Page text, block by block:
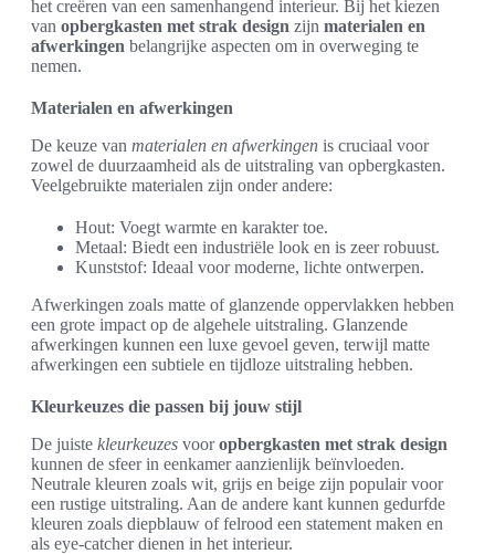
het creëren van een samenhangend interieur. Bij het kiezen
van opbergkasten met strak design zijn materialen en
afwerkingen belangrijke aspecten om in overweging te
nemen.
Materialen en afwerkingen
De keuze van materialen en afwerkingen is cruciaal voor
zowel de duurzaamheid als de uitstraling van opbergkasten.
Veelgebruikte materialen zijn onder andere:
Hout: Voegt warmte en karakter toe.
Metaal: Biedt een industriële look en is zeer robuust.
Kunststof: Ideaal voor moderne, lichte ontwerpen.
Afwerkingen zoals matte of glanzende oppervlakken hebben
een grote impact op de algehele uitstraling. Glanzende
afwerkingen kunnen een luxe gevoel geven, terwijl matte
afwerkingen een subtiele en tijdloze uitstraling hebben.
Kleurkeuzes die passen bij jouw stijl
De juiste kleurkeuzes vooropbergkasten met strak design
kunnen de sfeer in eenkamer aanzienlijk beïnvloeden.
Neutrale kleuren zoals wit, grijs en beige zijn populair voor
een rustige uitstraling. Aan de andere kant kunnen gedurfde
kleuren zoals diepblauw of felrood een statement maken en
als eye-catcher dienen in het interieur.